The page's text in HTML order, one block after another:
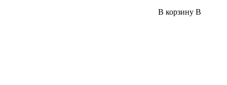
В корзину В